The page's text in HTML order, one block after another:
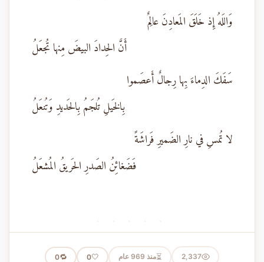
وَاللَهُ إِذ خَلَقَ المَعادِنَ عالِمٌ
أَنَّ الحِدادَ البيضَ مِنها تُجعَلُ
سَفَكَ الدِماءَ بِها رِجالٌ أَعصَموا
بِالخَيلِ تُلجَمُ بِالحَديدِ وَتُنعَلُ
لا تُمسِ في نارِ الضَميرِ فَراشَةً
فَضَغائِنُ الصَدرِ الحَريقُ المُشعَلُ
· · · · ·
2,337
⏳منذ 969 عام 🤍
0
🔁
0